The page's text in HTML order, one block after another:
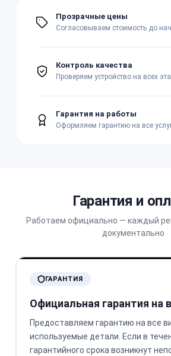
Прозрачные цены
Согласовываем стоимость до
Контроль качества
Проверяем устройство на всех
Гарантия на работы
Оформляем гарантию на все
Гарантия и
Работаем официально — каждый
документально
ГАРАНТИЯ
Официальная гарантия на
Предоставляем гарантию на все
используемые детали. Если в
гарантийного срока возникнут